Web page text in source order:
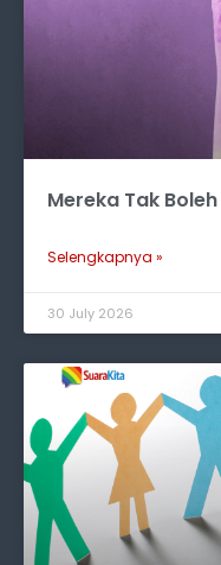
Mereka Tak
Selengkapnya »
30 July 2026